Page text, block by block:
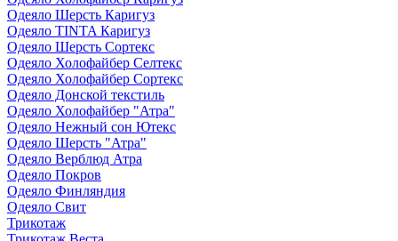
Одеяло Шерсть Каригуз
Одеяло TINTA Каригуз
Одеяло Шерсть Сортекс
Одеяло Холофайбер Селтекс
Одеяло Холофайбер Сортекс
Одеяло Донской текстиль
Одеяло Холофайбер "Атра"
Одеяло Нежный сон Ютекс
Одеяло Шерсть "Атра"
Одеяло Верблюд Атра
Одеяло Покров
Одеяло Финляндия
Одеяло Свит
Трикотаж